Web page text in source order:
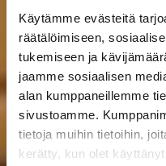
Käytämme evästeitä
räätälöimiseen,
tukemiseen ja
jaamme sosiaalisen
alan kumppaneillemme
sivustoamme.
tietoja muihin tietoihin,
kerätty, kun olet käyttänyt